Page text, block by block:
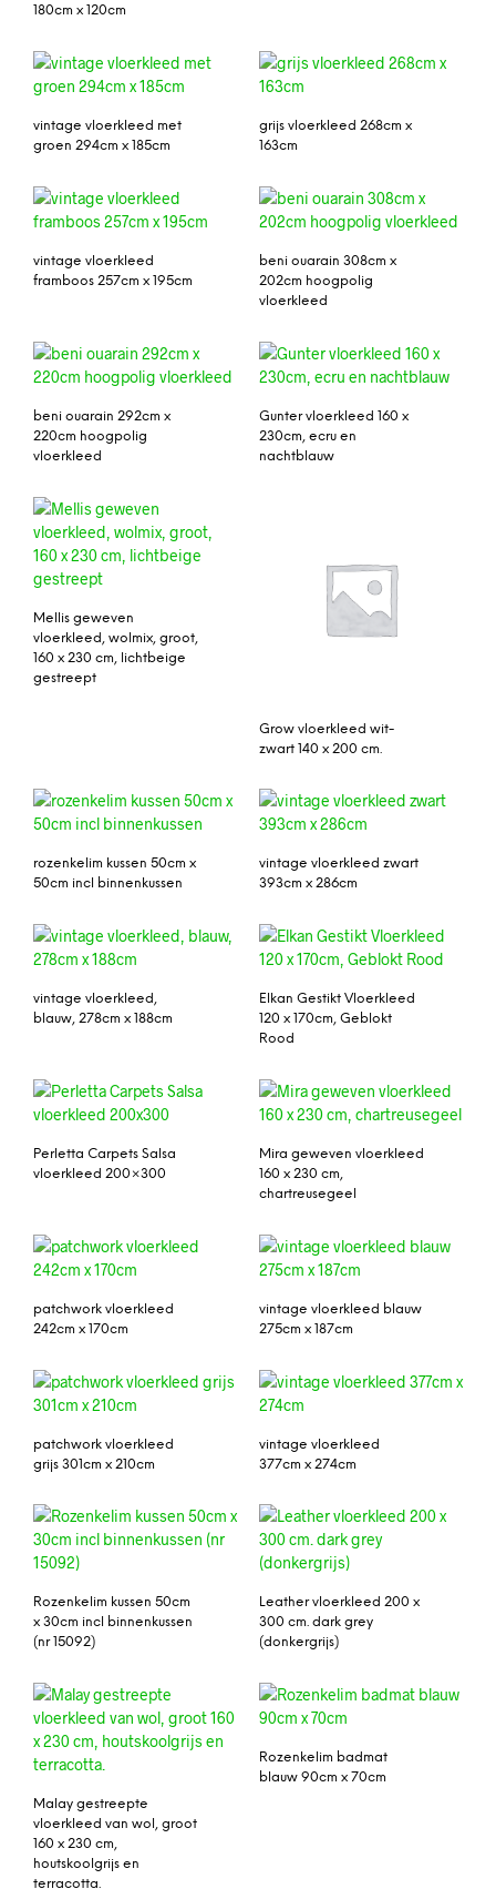
180cm x 120cm
vintage vloerkleed met
groen 294cm x 185cm
grijs vloerkleed 268cm x
163cm
vintage vloerkleed
framboos 257cm x 195cm
beni ouarain 308cm x
202cm hoogpolig
vloerkleed
beni ouarain 292cm x
220cm hoogpolig
vloerkleed
Gunter vloerkleed 160 x
230cm, ecru en
nachtblauw
Mellis geweven
vloerkleed, wolmix, groot,
160 x 230 cm, lichtbeige
gestreept
Grow vloerkleed wit-
zwart 140 x 200 cm.
rozenkelim kussen 50cm x
50cm incl binnenkussen
vintage vloerkleed zwart
393cm x 286cm
vintage vloerkleed,
blauw, 278cm x 188cm
Elkan Gestikt Vloerkleed
120 x 170cm, Geblokt
Rood
Perletta Carpets Salsa
vloerkleed 200×300
Mira geweven vloerkleed
160 x 230 cm,
chartreusegeel
patchwork vloerkleed
242cm x 170cm
vintage vloerkleed blauw
275cm x 187cm
patchwork vloerkleed
grijs 301cm x 210cm
vintage vloerkleed
377cm x 274cm
Rozenkelim kussen 50cm
x 30cm incl binnenkussen
(nr 15092)
Leather vloerkleed 200 x
300 cm. dark grey
(donkergrijs)
Malay gestreepte
vloerkleed van wol, groot
160 x 230 cm,
houtskoolgrijs en
terracotta.
Rozenkelim badmat
blauw 90cm x 70cm